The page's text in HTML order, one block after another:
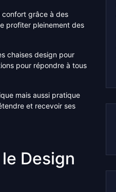
confort grâce à des
profiter pleinement des
chaises design pour
pour répondre à tous
mais aussi pratique
et recevoir ses
Design